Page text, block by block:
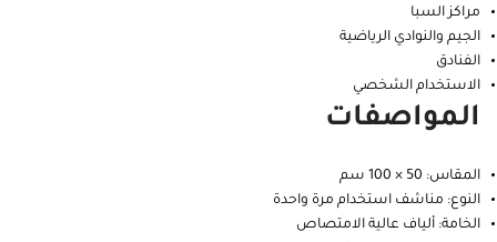
مراكز السبا
الجيم والنوادي الرياضية
الفنادق
الاستخدام الشخصي
المواصفات
المقاس: 50 × 100 سم
النوع: مناشف استخدام مرة واحدة
الخامة: ألياف عالية الامتصاص